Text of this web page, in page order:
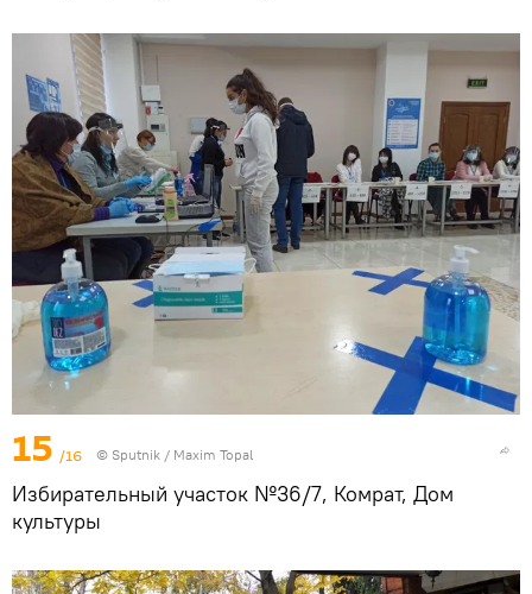
15 /16 © Sputnik / Maxim Topal
Избирательный участок №36/7, Комрат, Дом
культуры